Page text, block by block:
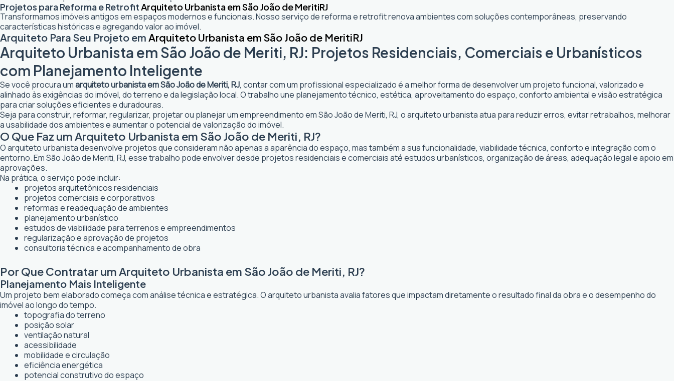
Projetos para Reforma e RetrofitArquiteto Urbanista em São João de MeritiRJ
Transformamos imóveis antigos em espaços modernos e funcionais. Nosso serviço de reforma e retrofit renova ambientes com soluções contemporâneas, preservando
características históricas e agregando valor ao imóvel.
Arquiteto Para Seu Projeto em Arquiteto Urbanista em São João de MeritiRJ
Arquiteto Urbanista em São João de Meriti, RJ: Projetos Residenciais, Comerciais e Urbanísticos
com Planejamento Inteligente
Se você procura umarquiteto urbanista em São João de Meriti, RJ, contar com um profissional especializado é a melhor forma de desenvolver um projeto funcional, valorizado e
alinhado às exigências do imóvel, do terreno e da legislação local. O trabalho une planejamento técnico, estética, aproveitamento do espaço, conforto ambiental e visão estratégica
para criar soluções eficientes e duradouras.
Seja para construir, reformar, regularizar, projetar ou planejar um empreendimento em São João de Meriti, RJ, o arquiteto urbanista atua para reduzir erros, evitar retrabalhos, melhorar
a usabilidade dos ambientes e aumentar o potencial de valorização do imóvel.
O Que Faz um Arquiteto Urbanista em São João de Meriti, RJ?
O arquiteto urbanista desenvolve projetos que consideram não apenas a aparência do espaço, mas também a sua funcionalidade, viabilidade técnica, conforto e integração com o
entorno. Em São João de Meriti, RJ, esse trabalho pode envolver desde projetos residenciais e comerciais até estudos urbanísticos, organização de áreas, adequação legal e apoio em
aprovações.
Na prática, o serviço pode incluir:
projetos arquitetônicos residenciais
projetos comerciais e corporativos
reformas e readequação de ambientes
planejamento urbanístico
estudos de viabilidade para terrenos e empreendimentos
regularização e aprovação de projetos
consultoria técnica e acompanhamento de obra
Por Que Contratar um Arquiteto Urbanista em São João de Meriti, RJ?
Planejamento Mais Inteligente
Um projeto bem elaborado começa com análise técnica e estratégica. O arquiteto urbanista avalia fatores que impactam diretamente o resultado final da obra e o desempenho do
imóvel ao longo do tempo.
topografia do terreno
posição solar
ventilação natural
acessibilidade
mobilidade e circulação
eficiência energética
potencial construtivo do espaço